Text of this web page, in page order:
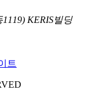
KERIS빌딩